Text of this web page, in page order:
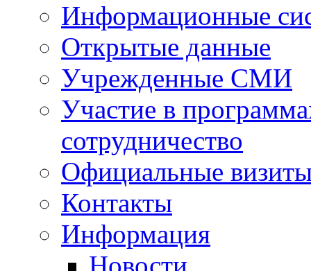
Информационные
Открытые данные
Учрежденные СМИ
Участие в
сотрудничество
Официальные
Контакты
Информация